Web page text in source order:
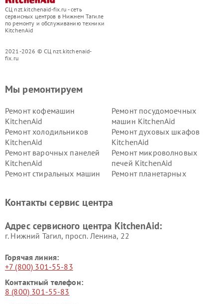
СЦ nzt.kitchenaid-fix.ru - сеть
сервисных центров в Нижнем Тагиле
по ремонту и обслуживанию техники
KitchenAid
2021-2026 © СЦ nzt.kitchenaid-
fix.ru
Мы ремонтируем
Ремонт кофемашин
KitchenAid
Ремонт посудомоечных
машин KitchenAid
Ремонт холодильников
KitchenAid
Ремонт духовых шкафов
KitchenAid
Ремонт варочных панелей
KitchenAid
Ремонт микроволновых
печей KitchenAid
Ремонт стиральных машин
Ремонт планетарных
Контакты сервис центра
Адрес сервисного центра KitchenAid:
г. Нижний Тагил, просп. Ленина, 22
Горячая линия:
+7 (800) 301-55-83
Контактный телефон:
8 (800) 301-55-83